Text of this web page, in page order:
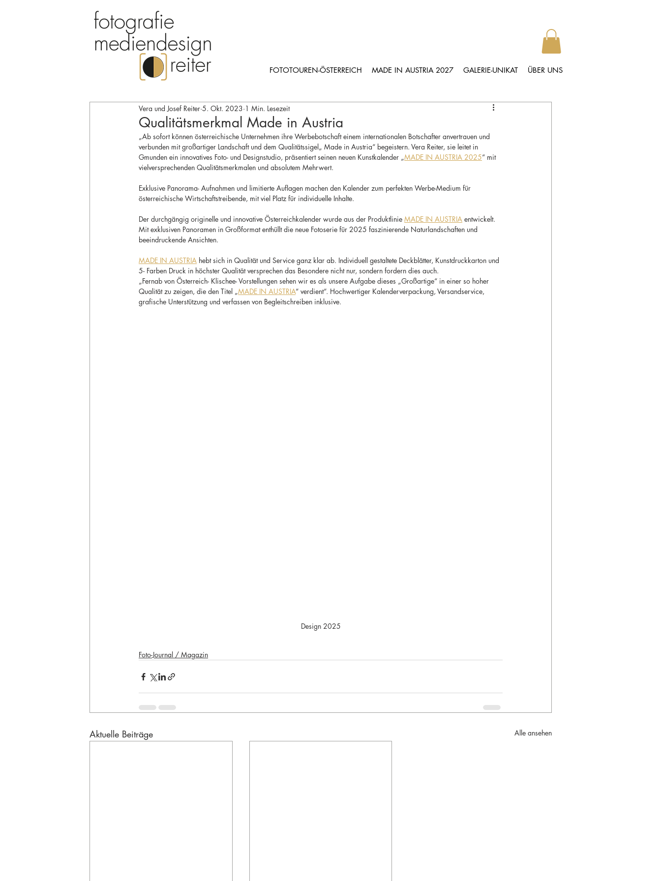
FOTOTOUREN-ÖSTERREICH MADE IN AUSTRIA 2027 GALERIE-UNIKAT ÜBER UNS
Qualitätsmerkmal Made in Austria
Vera und Josef Reiter 5. Okt. 2023 1 Min. Lesezeit
„Ab sofort können österreichische Unternehmen ihre Werbebotschaft einem internationalen Botschafter anvertrauen und
verbunden mit großartiger Landschaft und dem Qualitätssigel„ Made in Austria“ begeistern. Vera Reiter, sie leitet in
Gmunden ein innovatives Foto- und Designstudio, präsentiert seinen neuen Kunstkalender „MADE IN AUSTRIA 2025“ mit
vielversprechenden Qualitätsmerkmalen und absolutem Mehrwert.
Exklusive Panorama- Aufnahmen und limitierte Auflagen machen den Kalender zum perfekten Werbe-Medium für
österreichische Wirtschaftstreibende, mit viel Platz für individuelle Inhalte.
Der durchgängig originelle und innovative Österreichkalender wurde aus der Produktlinie MADE IN AUSTRIA entwickelt.
Mit exklusiven Panoramen in Großformat enthüllt die neue Fotoserie für 2025 faszinierende Naturlandschaften und
beeindruckende Ansichten.
MADE IN AUSTRIA hebt sich in Qualität und Service ganz klar ab. Individuell gestaltete Deckblätter, Kunstdruckkarton und
5- Farben Druck in höchster Qualität versprechen das Besondere nicht nur, sondern fordern dies auch.
„Fernab von Österreich- Klischee- Vorstellungen sehen wir es als unsere Aufgabe dieses „Großartige“ in einer so hoher
Qualität zu zeigen, die den Titel „MADE IN AUSTRIA“ verdient“. Hochwertiger Kalenderverpackung, Versandservice,
grafische Unterstützung und verfassen von Begleitschreiben inklusive.
Design 2025
Foto-Journal / Magazin
Aktuelle Beiträge Alle ansehen